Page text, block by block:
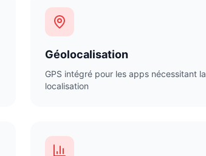
Géolocalisation
GPS intégré pour les apps nécessitant la
localisation